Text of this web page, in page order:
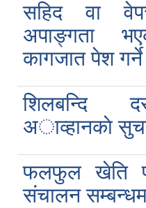
सहिद वा
अपाङ्गता
कागजात पेश
शिलबन्दि
अाव्हानकाे
फलफुल खेति
संचालन